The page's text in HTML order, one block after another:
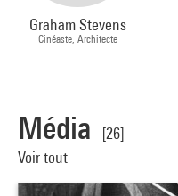
Graham Stevens
Cinéaste, Architecte
Média
[26]
Voir tout